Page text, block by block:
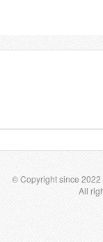
© Copyright since
All